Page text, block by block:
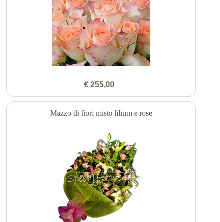
€ 255,00
Mazzo di fiori misto lilium e rose